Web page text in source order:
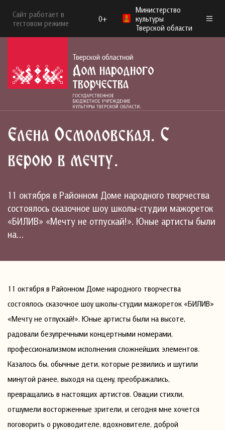
Сайт работает в
тестовом режиме
0+
Министерство
культуры
Тверской области
Елена Осмоловская. С
верою в мечту.
11 октября в Районном Доме народного творчества
состоялось сказочное шоу школы-студии мажореток
«БИЛИВ» «Мечту не отпускай!». Юные артисты были
на…
11 октября в Районном Доме народного творчества
состоялось сказочное шоу школы-студии мажореток «БИЛИВ»
«Мечту не отпускай!». Юные артисты были на высоте,
радовали безупречными концертными номерами,
профессионализмом исполнения сложнейших элементов.
Казалось бы, обычные дети, которые резвились и шутили
минутой ранее, выходя на сцену, преображались,
превращались в настоящих артистов. Овации стихли,
отшумели восторженные зрители, и сегодня мне хочется
поговорить о руководителе, вдохновителе, доброй